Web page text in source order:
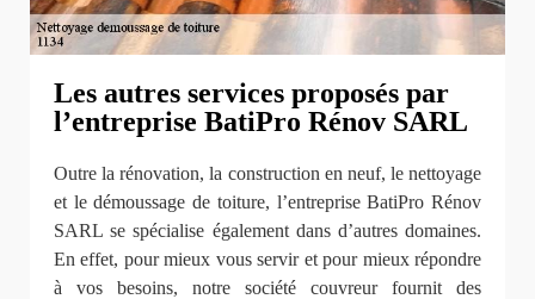
Les autres services proposés par
l’entreprise BatiPro Rénov SARL
Outre la rénovation, la construction en neuf, le nettoyage
et le démoussage de toiture, l’entreprise BatiPro Rénov
SARL se spécialise également dans d’autres domaines.
En effet, pour mieux vous servir et pour mieux répondre
à vos besoins, notre société couvreur fournit des